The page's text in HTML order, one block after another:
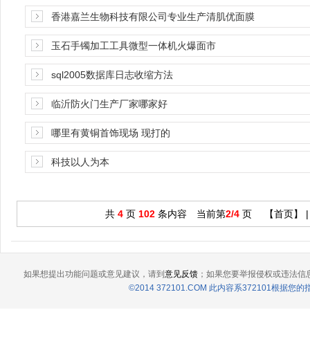
香港嘉兰生物科技有限公司专业生产清肌优面膜
玉石手镯加工工具微型一体机火爆面市
sql2005数据库日志收缩方法
临沂防火门生产厂家哪家好
哪里有黄铜首饰现场 现打的
科技以人为本
共 4页 102条内容 当前第2/4 页 【首页】
如果想提出功能问题或意见建议，请到 意见反馈 ；如果您要举报侵权或违法信
©2014 372101.COM 此内容系372101根据您的